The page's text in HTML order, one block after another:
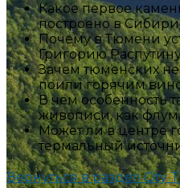
Какое первое
построено в Сибири
Почему в Тюмени
Григорию
Зачем тюменских
поили горячим
В чем особенность
живописи, как
Может ли в центре
термальный
Вернуться в раздел City